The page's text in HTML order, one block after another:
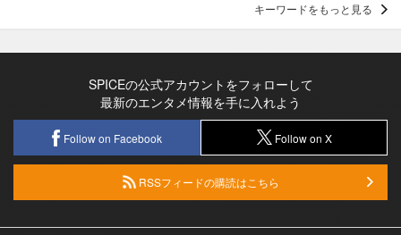
キーワードをもっと見る
SPICEの公式アカウントをフォローして
最新のエンタメ情報を手に入れよう
Follow on Facebook Follow on X
RSSフィードの購読はこちら